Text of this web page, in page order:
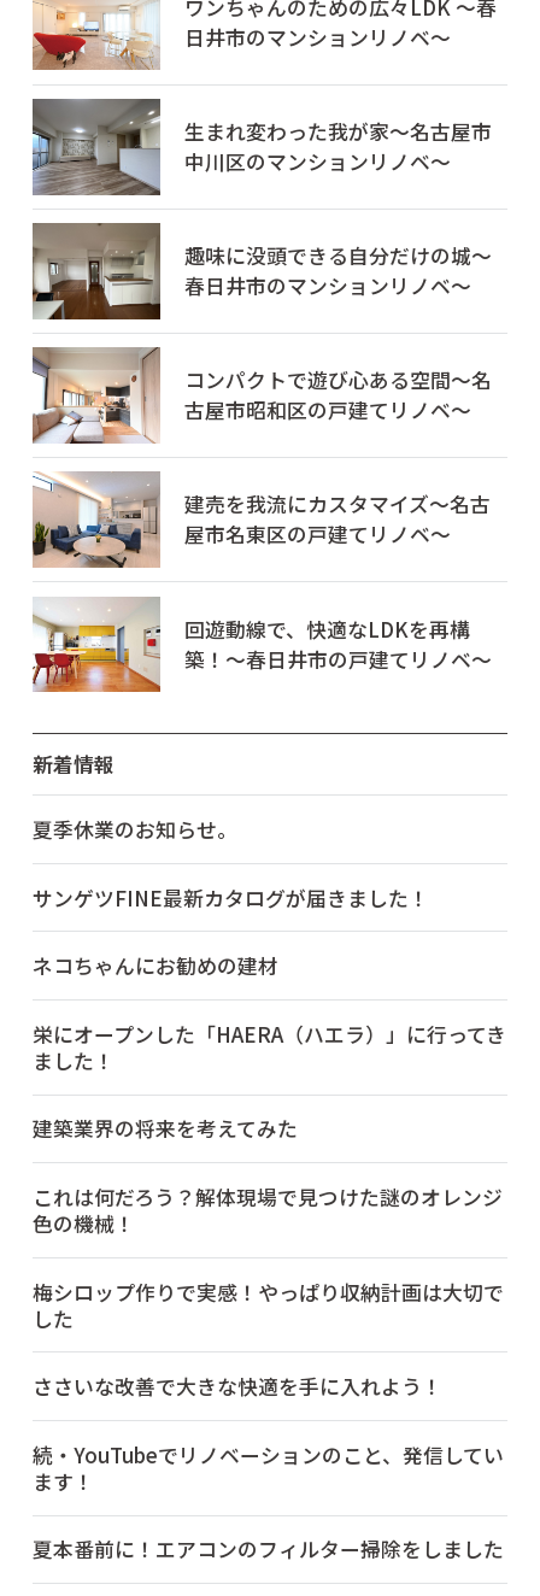
ワンちゃんのための広々LDK ～春
日井市のマンションリノベ～
生まれ変わった我が家～名古屋市
中川区のマンションリノベ～
趣味に没頭できる自分だけの城～
春日井市のマンションリノベ～
コンパクトで遊び心ある空間～名
古屋市昭和区の戸建てリノベ～
建売を我流にカスタマイズ～名古
屋市名東区の戸建てリノベ～
回遊動線で、快適なLDKを再構
築！～春日井市の戸建てリノベ～
新着情報
夏季休業のお知らせ。
サンゲツFINE最新カタログが届きました！
ネコちゃんにお勧めの建材
栄にオープンした「HAERA（ハエラ）」に行ってき
ました！
建築業界の将来を考えてみた
これは何だろう？解体現場で見つけた謎のオレンジ
色の機械！
梅シロップ作りで実感！やっぱり収納計画は大切で
した
ささいな改善で大きな快適を手に入れよう！
続・YouTubeでリノベーションのこと、発信してい
ます！
夏本番前に！エアコンのフィルター掃除をしました